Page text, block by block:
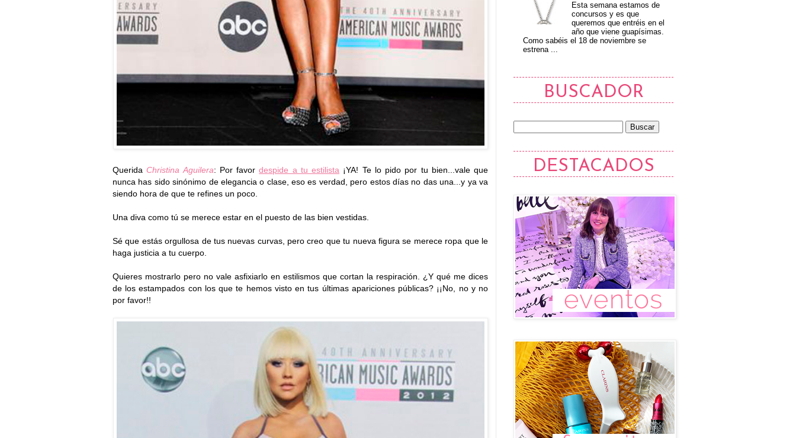
QueridaChristina Aguilera: Por favordespide a tu estilista ¡YA! Te lo pido por tu bien...vale que
nunca has sido sinónimo de elegancia o clase, eso es verdad, pero estos días no das una...y ya va
siendo hora de que te refines un poco.
Una diva como tú se merece estar en el puesto de las bien vestidas.
Sé que estás orgullosa de tus nuevas curvas, pero creo que tu nueva figura se merece ropa que le
haga justicia a tu cuerpo.
Quieres mostrarlo pero no vale asfixiarlo en estilismos que cortan la respiración. ¿Y qué me dices
de los estampados con los que te hemos visto en tus últimas apariciones públicas? ¡¡No, no y no
por favor!!
Esta semana estamos de
concursos y es que
queremos que entréis en el
año que viene guapísimas.
Como sabéis el 18 de noviembre se
estrena ...
BUSCADOR
DESTACADOS